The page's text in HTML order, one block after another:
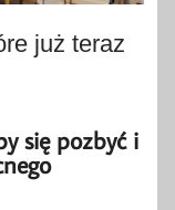
już teraz
się pozbyć i